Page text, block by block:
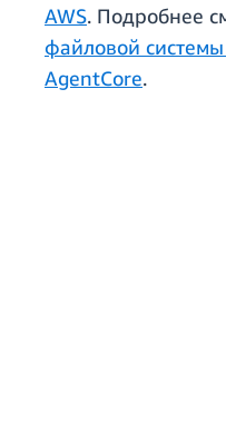
AWS. Подробнее
файловой
AgentCore.